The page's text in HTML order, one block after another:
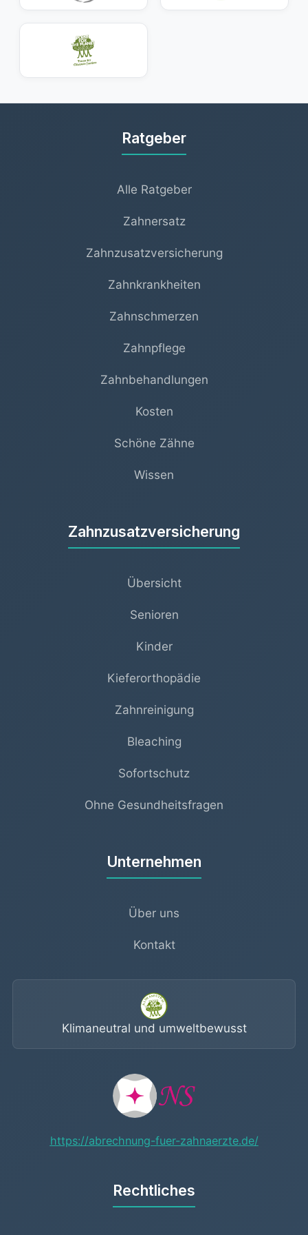
Ihrem Zahnarzt und lassen Sie sich die langfristigen
Vor- und Nachteile erklären.
Ratgeber
Alle Ratgeber
Zahnersatz
Zahnzusatzversicherung
Zahnkrankheiten
Zahnschmerzen
Zahnpflege
Zahnbehandlungen
Kosten
Schöne Zähne
Wissen
Zahnzusatzversicherung
Übersicht
Senioren
Kinder
Kieferorthopädie
Zahnreinigung
Bleaching
Sofortschutz
Ohne Gesundheitsfragen
Unternehmen
Über uns
Kontakt
Klimaneutral und umweltbewusst
https://abrechnung-fuer-zahnaerzte.de/
Rechtliches